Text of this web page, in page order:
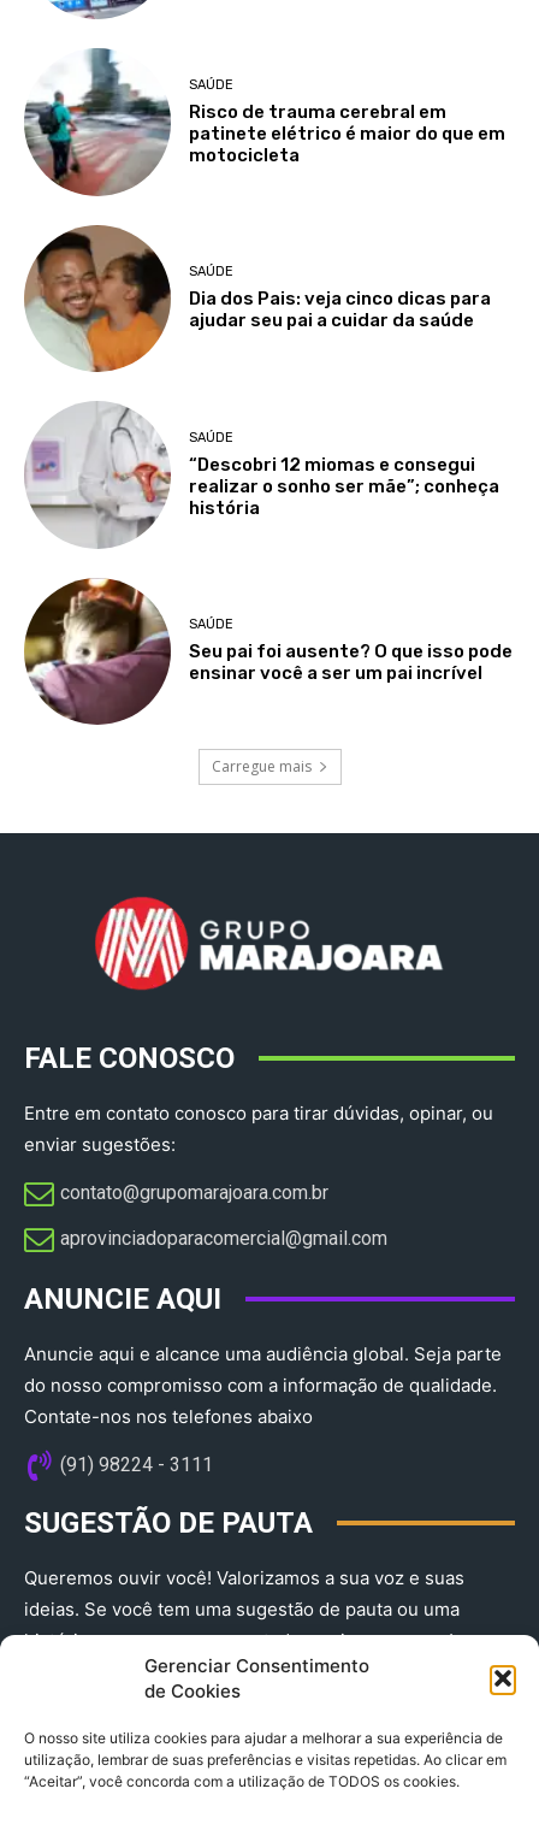
Gerenciar Consentimento
de Cookies
O nosso site utiliza cookies para ajudar a melhorar a sua experiência de
utilização, lembrar de suas preferências e visitas repetidas. Ao clicar em
“Aceitar”, você concorda com a utilização de TODOS os cookies.
SAÚDE
Risco de trauma cerebral em
patinete elétrico é maior do que em
motocicleta
SAÚDE
Dia dos Pais: veja cinco dicas para
ajudar seu pai a cuidar da saúde
SAÚDE
“Descobri 12 miomas e consegui
realizar o sonho ser mãe”; conheça
história
SAÚDE
Seu pai foi ausente? O que isso pode
ensinar você a ser um pai incrível
Carregue mais
FALE CONOSCO
Entre em contato conosco para tirar dúvidas, opinar, ou
enviar sugestões:
contato@grupomarajoara.com.br
aprovinciadoparacomercial@gmail.com​
ANUNCIE AQUI
Anuncie aqui e alcance uma audiência global. Seja parte
do nosso compromisso com a informação de qualidade.
Contate-nos nos telefones abaixo
(91) 98224 - 3111
SUGESTÃO DE PAUTA
Queremos ouvir você! Valorizamos a sua voz e suas
ideias. Se você tem uma sugestão de pauta ou uma
história que merece ser contada, envie-nos agora!
(91) 98224 - 3111